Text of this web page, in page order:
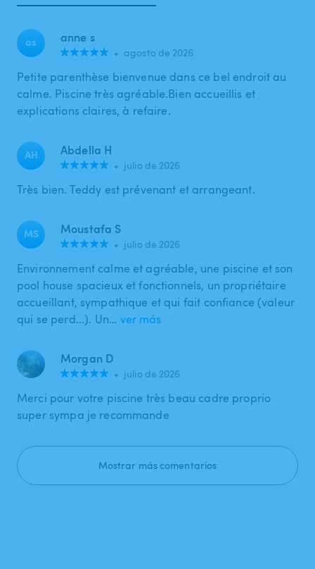
as anne s
• agosto de 2026
Petite parenthèse bienvenue dans ce bel endroit au
calme. Piscine très agréable.Bien accueillis et
explications claires, à refaire.
AH Abdella H
• julio de 2026
Très bien. Teddy est prévenant et arrangeant.
MS Moustafa S
• julio de 2026
Environnement calme et agréable, une piscine et son
pool house spacieux et fonctionnels, un propriétaire
accueillant, sympathique et qui fait confiance (valeur
qui se perd...). Un… ver más
Morgan D
• julio de 2026
Merci pour votre piscine très beau cadre proprio
super sympa je recommande
Mostrar más comentarios